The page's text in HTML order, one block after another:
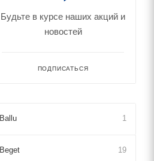
Будьте в курсе наших акций и
новостей
ПОДПИСАТЬСЯ
Ballu 1
Beget 19